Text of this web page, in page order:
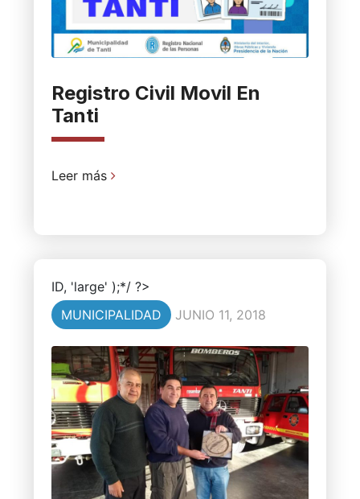
Registro Civil Movil En
Tanti
Leer más
ID, 'large' );*/ ?>
MUNICIPALIDAD
JUNIO 11, 2018